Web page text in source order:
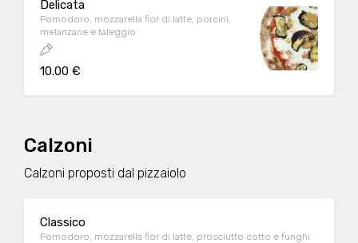
Delicata
Pomodoro, mozzarella fior di latte, porcini,
melanzane e taleggio
10.00 €
Calzoni
Calzoni proposti dal pizzaiolo
Classico
Pomodoro, mozzarella fior di latte, prosciutto cotto e funghi